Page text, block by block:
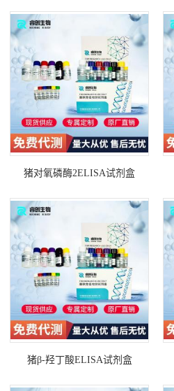
猪对氧磷酶2ELISA试剂盒
猪β-羟丁酸ELISA试剂盒